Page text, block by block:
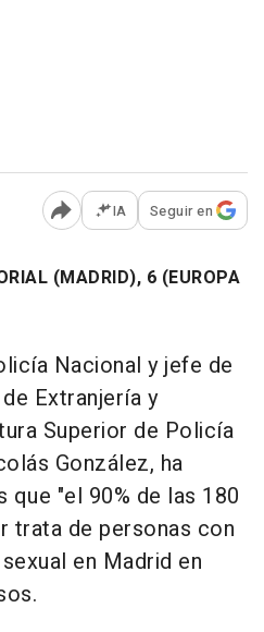
Abrir opciones para
IA Seguir en
(MADRID), 6 (EUROPA
Nacional y jefe de
Extranjería y
Superior de Policía
González, ha
que "el 90% de las 180
trata de personas con
en Madrid en